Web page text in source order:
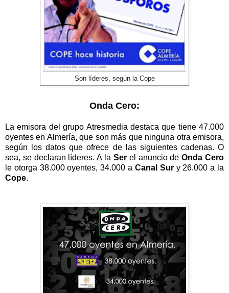
Son líderes, según la Cope
Onda Cero:
La emisora del grupo Atresmedia destaca que tiene 47.000
oyentes en Almería, que son más que ninguna otra emisora,
según los datos que ofrece de las siguientes cadenas. O
sea, se declaran líderes. A la Serel anuncio deOnda Cero
le otorga 38.000 oyentes, 34.000 a Canal Sury 26.000 a la
Cope.